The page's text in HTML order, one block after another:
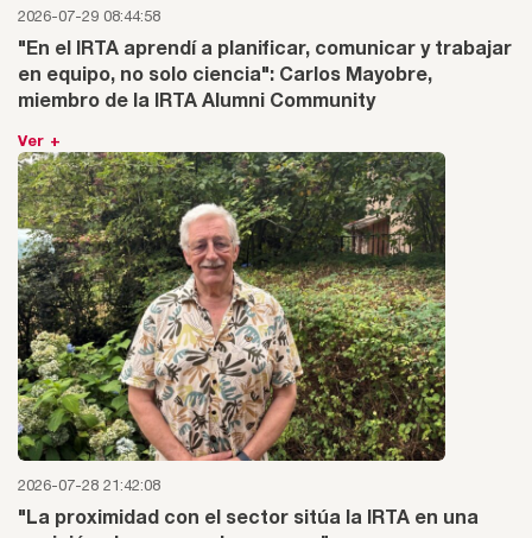
2026-07-29 08:44:58
"En el IRTA aprendí a planificar, comunicar y trabajar
en equipo, no solo ciencia": Carlos Mayobre,
miembro de la IRTA Alumni Community
Ver +
2026-07-28 21:42:08
"La proximidad con el sector sitúa la IRTA en una